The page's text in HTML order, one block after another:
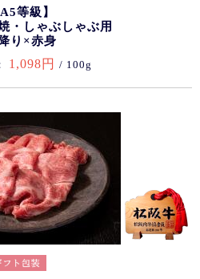
A5等級】
・しゃぶしゃぶ用
り×赤身
1,098円 / 100g